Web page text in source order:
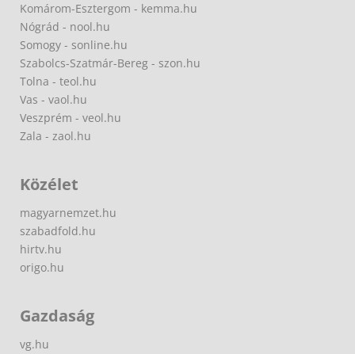
Komárom-Esztergom - kemma.hu
Nógrád - nool.hu
Somogy - sonline.hu
Szabolcs-Szatmár-Bereg - szon.hu
Tolna - teol.hu
Vas - vaol.hu
Veszprém - veol.hu
Zala - zaol.hu
Közélet
magyarnemzet.hu
szabadfold.hu
hirtv.hu
origo.hu
Gazdaság
vg.hu